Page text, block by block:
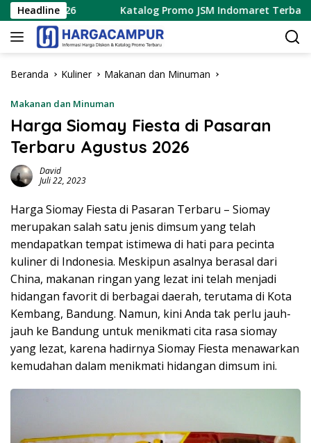
Langsung
ke
konten
Headline Katalog Promo JSM Indomaret Terbaru 7 – 9
Beranda Kuliner Makanan dan Minuman
Makanan dan Minuman
Harga Siomay Fiesta di Pasaran
Terbaru Agustus 2026
David
Juli 22, 2023
Harga Siomay Fiesta di Pasaran Terbaru – Siomay
merupakan salah satu jenis dimsum yang telah
mendapatkan tempat istimewa di hati para pecinta
kuliner di Indonesia. Meskipun asalnya berasal dari
China, makanan ringan yang lezat ini telah menjadi
hidangan favorit di berbagai daerah, terutama di Kota
Kembang, Bandung. Namun, kini Anda tak perlu jauh-
jauh ke Bandung untuk menikmati cita rasa siomay
yang lezat, karena hadirnya Siomay Fiesta menawarkan
kemudahan dalam menikmati hidangan dimsum ini.